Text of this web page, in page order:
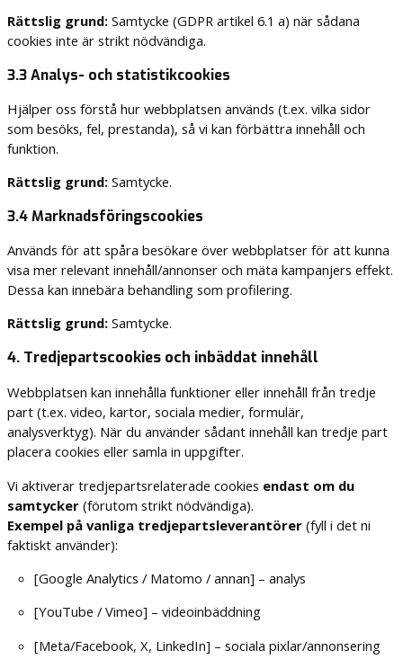
Rättslig grund:Samtycke (GDPR artikel 6.1 a) när sådana
cookies inte är strikt nödvändiga.
3.3 Analys- och statistikcookies
Hjälper oss förstå hur webbplatsen används (t.ex. vilka sidor
som besöks, fel, prestanda), så vi kan förbättra innehåll och
funktion.
Rättslig grund:Samtycke.
3.4 Marknadsföringscookies
Används för att spåra besökare över webbplatser för att kunna
visa mer relevant innehåll/annonser och mäta kampanjers effekt.
Dessa kan innebära behandling som profilering.
Rättslig grund:Samtycke.
4. Tredjepartscookies och inbäddat innehåll
Webbplatsen kan innehålla funktioner eller innehåll från tredje
part (t.ex. video, kartor, sociala medier, formulär,
analysverktyg). När du använder sådant innehåll kan tredje part
placera cookies eller samla in uppgifter.
Vi aktiverar tredjepartsrelaterade cookies endast om du
samtycker(förutom strikt nödvändiga).
Exempel på vanliga tredjepartsleverantörer(fyll i det ni
faktiskt använder):
[Google Analytics / Matomo / annan] – analys
[YouTube / Vimeo] – videoinbäddning
[Meta/Facebook, X, LinkedIn] – sociala pixlar/annonsering